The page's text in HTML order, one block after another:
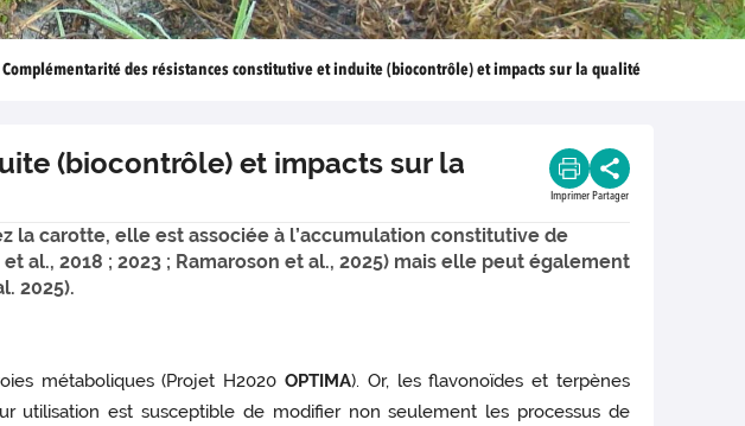
Complémentarité des résistances constitutive et induite (biocontrôle) et impacts sur la qualité
(biocontrôle) et impacts sur la
Imprimer Partager
la carotte, elle est associée à l’accumulation constitutive de
2018 ; 2023 ; Ramaroson et al., 2025) mais elle peut également
2025).
métaboliques (Projet H2020 OPTIMA). Or, les flavonoïdes et terpènes
utilisation est susceptible de modifier non seulement les processus de